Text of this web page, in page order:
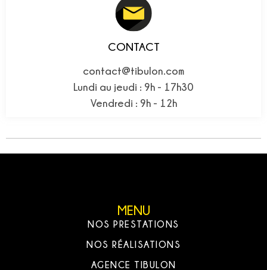
CONTACT
contact@tibulon.com
Lundi au jeudi : 9h - 17h30
Vendredi : 9h - 12h
MENU
NOS PRESTATIONS
NOS RÉALISATIONS
AGENCE TIBULON